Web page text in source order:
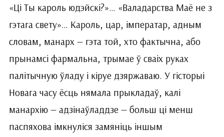
«Ці Ты кароль юдэйскі?»… «Валадарства Маё не з
гэтага свету»… Кароль, цар, імператар, адным
словам, манарх — гэта той, хто фактычна, або
прынамсі фармальна, трымае ў сваіх руках
палітычную ўладу і кіруе дзяржаваю. У гісторыі
Новага часу ёсць нямала прыкладаў, калі
манархію — адзінаўладдзе — больш ці менш
паспяхова імкнуліся замяніць іншым